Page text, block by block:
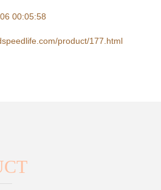
00:05:58
product/177.html